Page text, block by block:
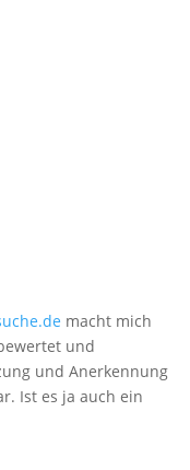
macht mich
und
und Anerkennung
Ist es ja auch ein